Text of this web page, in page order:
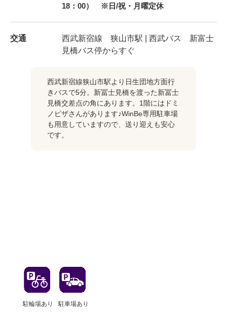
18：00） ※日/祝・月曜定休
交通
西武新宿線 狭山市駅 | 西武バス 新富士
見橋バス停からすぐ
西武新宿線狭山市駅より日生団地方面行
きバスで5分。新冨士見橋を渡った新冨士
見橋交差点の角にあります。1階にはドミ
ノピザさんがあります♪WinBe専用駐車場
も用意していますので、送り迎えも安心
です。
駐輪場あり 駐車場あり